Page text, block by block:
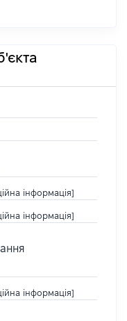
інформація]
інформація]
інформація]